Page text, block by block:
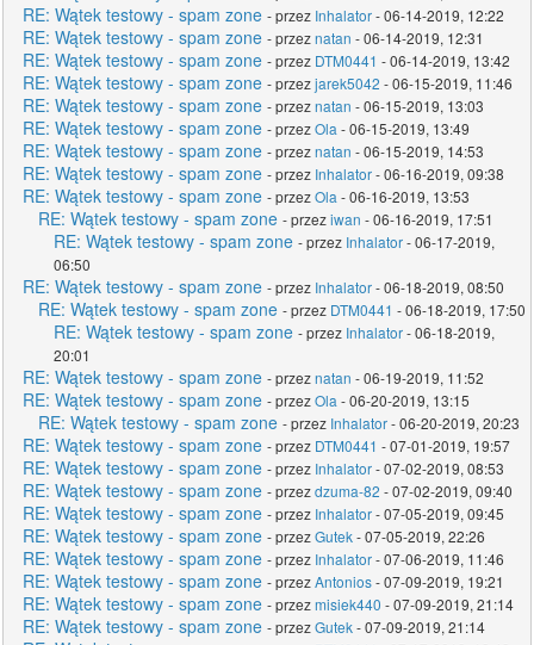
RE: Wątek testowy - spam zone - przez Inhalator- 06-14-2019, 12:22
RE: Wątek testowy - spam zone - przeznatan - 06-14-2019, 12:31
RE: Wątek testowy - spam zone - przez DTM0441 - 06-14-2019, 13:42
RE: Wątek testowy - spam zone - przezjarek5042 - 06-15-2019, 11:46
RE: Wątek testowy - spam zone - przeznatan - 06-15-2019, 13:03
RE: Wątek testowy - spam zone - przezOla - 06-15-2019, 13:49
RE: Wątek testowy - spam zone - przeznatan - 06-15-2019, 14:53
RE: Wątek testowy - spam zone - przez Inhalator- 06-16-2019, 09:38
RE: Wątek testowy - spam zone - przezOla - 06-16-2019, 13:53
RE: Wątek testowy - spam zone - przeziwan - 06-16-2019, 17:51
RE: Wątek testowy - spam zone - przez Inhalator- 06-17-2019,
06:50
RE: Wątek testowy - spam zone - przez Inhalator- 06-18-2019, 08:50
RE: Wątek testowy - spam zone - przez DTM0441 - 06-18-2019, 17:50
RE: Wątek testowy - spam zone - przez Inhalator- 06-18-2019,
20:01
RE: Wątek testowy - spam zone - przeznatan - 06-19-2019, 11:52
RE: Wątek testowy - spam zone - przezOla - 06-20-2019, 13:15
RE: Wątek testowy - spam zone - przez Inhalator- 06-20-2019, 20:23
RE: Wątek testowy - spam zone - przez DTM0441 - 07-01-2019, 19:57
RE: Wątek testowy - spam zone - przez Inhalator- 07-02-2019, 08:53
RE: Wątek testowy - spam zone - przezdzuma-82 - 07-02-2019, 09:40
RE: Wątek testowy - spam zone - przez Inhalator- 07-05-2019, 09:45
RE: Wątek testowy - spam zone - przezGutek- 07-05-2019, 22:26
RE: Wątek testowy - spam zone - przez Inhalator- 07-06-2019, 11:46
RE: Wątek testowy - spam zone - przezAntonios- 07-09-2019, 19:21
RE: Wątek testowy - spam zone - przezmisiek440 - 07-09-2019, 21:14
RE: Wątek testowy - spam zone - przezGutek- 07-09-2019, 21:14